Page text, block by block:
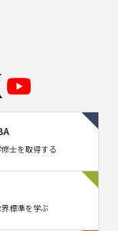
士を取得する
標準を学ぶ